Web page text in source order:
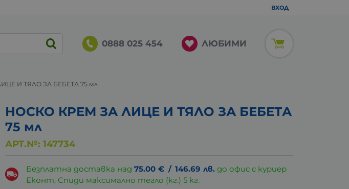
ВХОД
0888 025 454 ЛЮБИМИ
И ТЯЛО ЗА БЕБЕТА 75 мл
НОСКО КРЕМ ЗА ЛИЦЕ И ТЯЛО ЗА БЕБЕТА
75 мл
АРТ.№: 147734
Безплатна доставка над75.00 € / 146.69 лв. до офис с куриер
Еконт, Спиди максимално тегло (кг.) 5 кг.